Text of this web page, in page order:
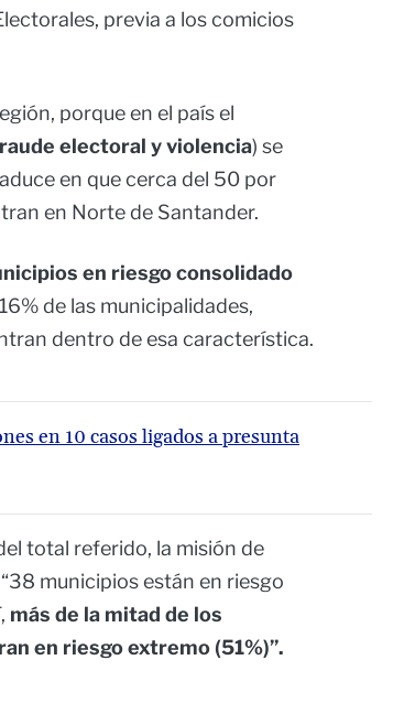
previa a los comicios
porque en el país el
electoral y violencia) se
en que cerca del 50 por
en Norte de Santander.
en riesgo consolidado
de las municipalidades,
dentro de esa característica.
en 10 casos ligados a presunta
total referido, la misión de
municipios están en riesgo
más de la mitad de los
en riesgo extremo (51%)”.